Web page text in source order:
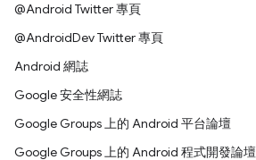
@Android Twitter 專頁
@AndroidDev Twitter 專頁
Android 網誌
Google 安全性網誌
Google Groups 上的 Android 平台論壇
Google Groups 上的 Android 程式開發論壇